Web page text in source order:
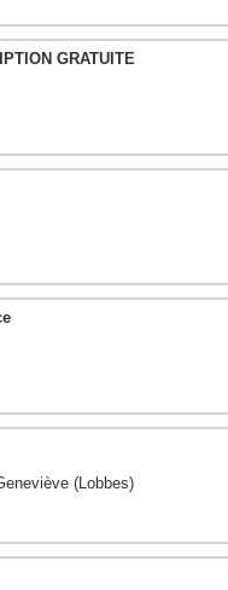
GRATUITE
(Lobbes)